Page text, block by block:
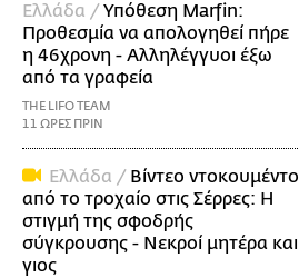
Ελλάδα / Υπόθεση Marfin:
Προθεσμία να απολογηθεί πήρε
η 46χρονη - Αλληλέγγυοι έξω
από τα γραφεία
THE LIFO TEAM
11 ΩΡΕΣ ΠΡΙΝ
Ελλάδα / Βίντεο ντοκουμέντο
από το τροχαίο στις Σέρρες: Η
στιγμή της σφοδρής
σύγκρουσης - Νεκροί μητέρα και
γιος